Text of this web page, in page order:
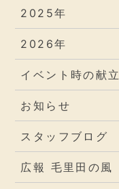
2025年
2026年
イベント時の献立
お知らせ
スタッフブログ
広報 毛里田の風